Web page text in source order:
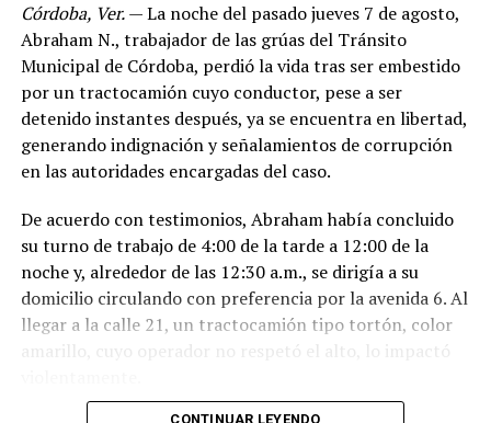
Córdoba, Ver.— La noche del pasado jueves 7 de agosto,
Abraham N., trabajador de las grúas del Tránsito
Municipal de Córdoba, perdió la vida tras ser embestido
por un tractocamión cuyo conductor, pese a ser
detenido instantes después, ya se encuentra en libertad,
generando indignación y señalamientos de corrupción
en las autoridades encargadas del caso.
De acuerdo con testimonios, Abraham había concluido
su turno de trabajo de 4:00 de la tarde a 12:00 de la
noche y, alrededor de las 12:30 a.m., se dirigía a su
domicilio circulando con preferencia por la avenida 6. Al
llegar a la calle 21, un tractocamión tipo tortón, color
amarillo, cuyo operador no respetó el alto, lo impactó
CONTINUAR LEYENDO